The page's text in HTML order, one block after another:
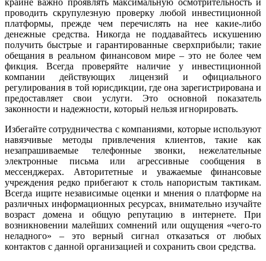
крайне важно проявлять максимальную осмотрительность и
проводить скрупулезную проверку любой инвестиционной
платформы, прежде чем перечислять на нее какие-либо
денежные средства. Никогда не поддавайтесь искушению
получить быстрые и гарантированные сверхприбыли; такие
обещания в реальном финансовом мире – это не более чем
фикция. Всегда проверяйте наличие у инвестиционной
компании действующих лицензий и официального
регулирования в той юрисдикции, где она зарегистрирована и
предоставляет свои услуги. Это основной показатель
законности и надежности, который нельзя игнорировать.
Избегайте сотрудничества с компаниями, которые используют
навязчивые методы привлечения клиентов, такие как
незапрашиваемые телефонные звонки, нежелательные
электронные письма или агрессивные сообщения в
мессенджерах. Авторитетные и уважаемые финансовые
учреждения редко прибегают к столь напористым тактикам.
Всегда ищите независимые оценки и мнения о платформе на
различных информационных ресурсах, внимательно изучайте
возраст домена и общую репутацию в интернете. При
возникновении малейших сомнений или ощущения «чего-то
неладного» – это верный сигнал отказаться от любых
контактов с данной организацией и сохранить свои средства.